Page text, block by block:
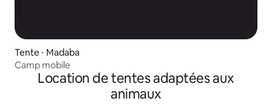
Tente ⋅ Madaba
Camp mobile
Location de tentes adaptées aux
animaux